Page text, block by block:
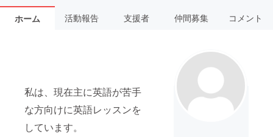
ホーム 活動報告 支援者 仲間募集 コメント
私は、現在主に英語が苦手
な方向けに英語レッスンを
しています。